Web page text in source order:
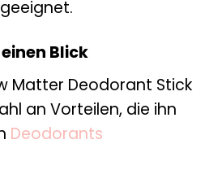
Blick
Matter Deodorant Stick
an Vorteilen, die ihn
Deodorants